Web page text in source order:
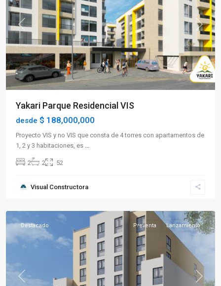
Previous Next
Yakari Parque Residencial VIS
desde $ 188,000,000
Proyecto VIS y no VIS que consta de 4 torres con apartamentos de
1, 2 y 3 habitaciones, es
2 2 52
Visual Constructora
Occidente,
Previous Next
Destacado Preventa Lanzamiento